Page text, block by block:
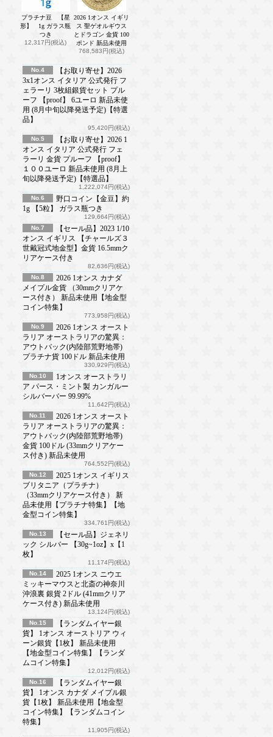
プラチナ豆 【星
形】 1g ガラス瓶
つき
12,317円(税込)
2026 1オンス イギリ
ス 聖ゲオルギウス
とドラゴン 金貨 100
ポンド 新品未使用
768,583円(税込)
No.4
【お取り寄せ】2026
3x1オンス イタリア 公式発行 フ
ェラーリ 3枚組銀貨セット プル
ーフ 【proof】 6ユーロ 新品未使
用 (8月中旬以降発送予定)【特選
品】
95,420円(税込)
No.5
【お取り寄せ】2026 1
オンス イタリア 公式発行 フェ
ラーリ 金貨 プルーフ 【proof】
１００ユーロ 新品未使用 (8月上
旬以降発送予定)【特選品】
1,222,074円(税込)
No.6
野口コイン【金豆】約
1g 【5粒】 ガラス瓶つき
129,664円(税込)
No.7
【セール品】2023 1/10
オンス イギリス 【チャールズ３
世戴冠式地金型】金貨 16.5mmク
リアケース付き
82,636円(税込)
No.8
2026 1オンス カナダ
メイプル金貨 （30mmクリアケ
ース付き） 新品未使用【地金型
コイン特集】
773,958円(税込)
No.9
2026 1オンス オースト
ラリア オーストラリアの驚異：
アウトバック(内陸部荒野地帯)
プラチナ貨 100ドル 新品未使用
330,929円(税込)
No.10
1オンス オーストラリ
ア パース・ミント製 カンガルー
シルバーバー 99.99%
11,642円(税込)
No.11
2026 1オンス オースト
ラリア オーストラリアの驚異：
アウトバック(内陸部荒野地帯)
金貨 100ドル (33mmクリアケー
ス付き) 新品未使用
764,552円(税込)
No.12
2025 1オンス イギリス
ブリタニア（プラチナ）
（33mmクリアケース付き） 新
品未使用【プラチナ特集】【地
金型コイン特集】
334,761円(税込)
No.13
【セール品】ジェネリ
ック シルバー 【30g~1oz】x【1
枚】
11,174円(税込)
No.14
2025 1オンス ニウエ
ミッキーマウスと北斎の神奈川
沖浪裏 銀貨 2ドル (41mmクリア
ケース付き) 新品未使用
13,124円(税込)
No.15
【ランダムイヤー銀
貨】 1オンス オーストリア ウィ
ーン銀貨【1枚】 新品未使用
【地金型コイン特集】【ランダ
ムコイン特集】
12,012円(税込)
No.16
【ランダムイヤー銀
貨】 1オンス カナダ メイプル銀
貨【1枚】 新品未使用【地金型
コイン特集】【ランダムコイン
特集】
11,905円(税込)